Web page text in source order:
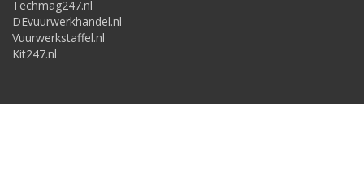
Techmag247.nl
DEvuurwerkhandel.nl
Vuurwerkstaffel.nl
Kit247.nl